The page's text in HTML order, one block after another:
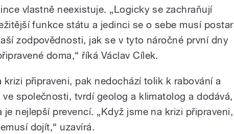
vlastně neexistuje. „Logicky se zachraňují
funkce státu a jedinci se o sebe musí
zodpovědnosti, jak se v tyto náročné první dny
doma,“ říká Václav Cílek.
krizi připraveni, pak nedochází tolik k rabování a
společnosti, tvrdí geolog a klimatolog a dodává,
je nejlepší prevencí. „Když jsme na krizi připraveni,
dojít,“ uzavírá.